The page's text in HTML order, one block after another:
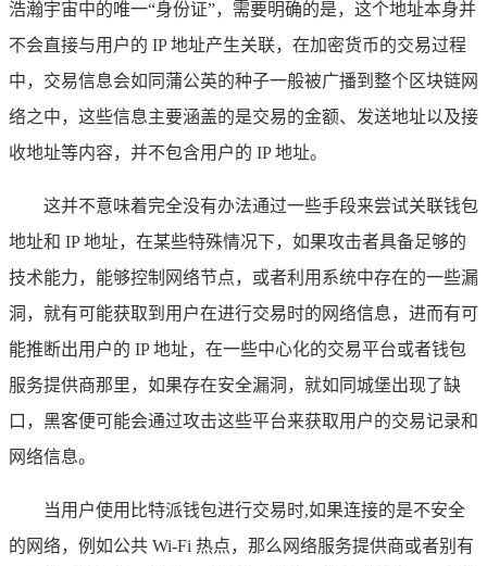
浩瀚宇宙中的唯一“身份证”，需要明确的是，这个地址本身并
不会直接与用户的 IP 地址产生关联，在加密货币的交易过程
中，交易信息会如同蒲公英的种子一般被广播到整个区块链网
络之中，这些信息主要涵盖的是交易的金额、发送地址以及接
收地址等内容，并不包含用户的 IP 地址。
这并不意味着完全没有办法通过一些手段来尝试关联钱包
地址和 IP 地址，在某些特殊情况下，如果攻击者具备足够的
技术能力，能够控制网络节点，或者利用系统中存在的一些漏
洞，就有可能获取到用户在进行交易时的网络信息，进而有可
能推断出用户的 IP 地址，在一些中心化的交易平台或者钱包
服务提供商那里，如果存在安全漏洞，就如同城堡出现了缺
口，黑客便可能会通过攻击这些平台来获取用户的交易记录和
网络信息。
当用户使用比特派钱包进行交易时,如果连接的是不安全
的网络，例如公共 Wi-Fi 热点，那么网络服务提供商或者别有